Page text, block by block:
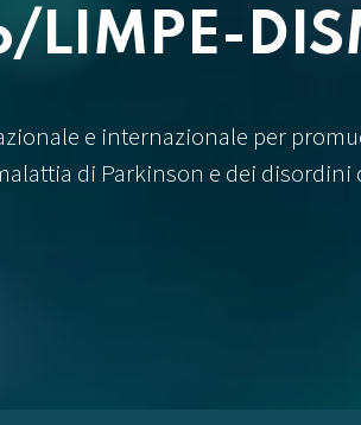
e internazionale per
di Parkinson e dei